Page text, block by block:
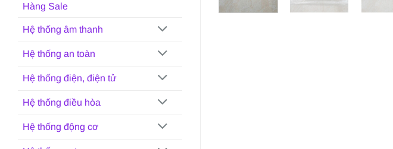
Hàng Sale
Hệ thống âm thanh
Hệ thống an toàn
Hệ thống điện, điện tử
Hệ thống điều hòa
Hệ thống động cơ